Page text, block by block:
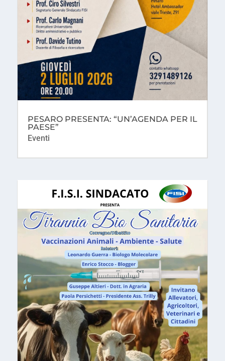
PESARO PRESENTA: “UN’AGENDA PER IL
PAESE”
Eventi